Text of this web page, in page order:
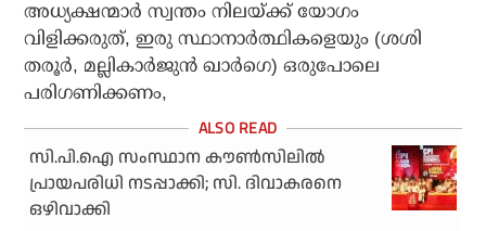
അധ്യക്ഷന്മാര്‍ സ്വന്തം നിലയ്ക്ക് യോഗം
വിളിക്കരുത്, ഇരു സ്ഥാനാര്‍ത്ഥികളെയും (ശശി
തരൂര്‍, മല്ലികാര്‍ജുന്‍ ഖാര്‍ഗെ) ഒരുപോലെ
പരിഗണിക്കണം,
സി.പി.ഐ സംസ്ഥാന കൗണ്‍സിലില്‍
പ്രായപരിധി നടപ്പാക്കി; സി. ദിവാകരനെ
ഒഴിവാക്കി